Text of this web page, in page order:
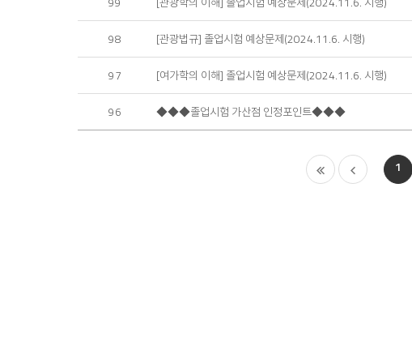
98 [관광법규] 졸업시험 예상문제(2024.11.6. 시행)
97 [여가학의 이해] 졸업시험 예상문제(2024.11.6. 시행)
96 ◆◆◆졸업시험 가산점 인정포인트◆◆◆
1